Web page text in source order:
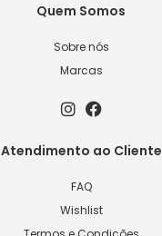
Quem Somos
Sobre nós
Marcas
Atendimento ao Cliente
FAQ
Wishlist